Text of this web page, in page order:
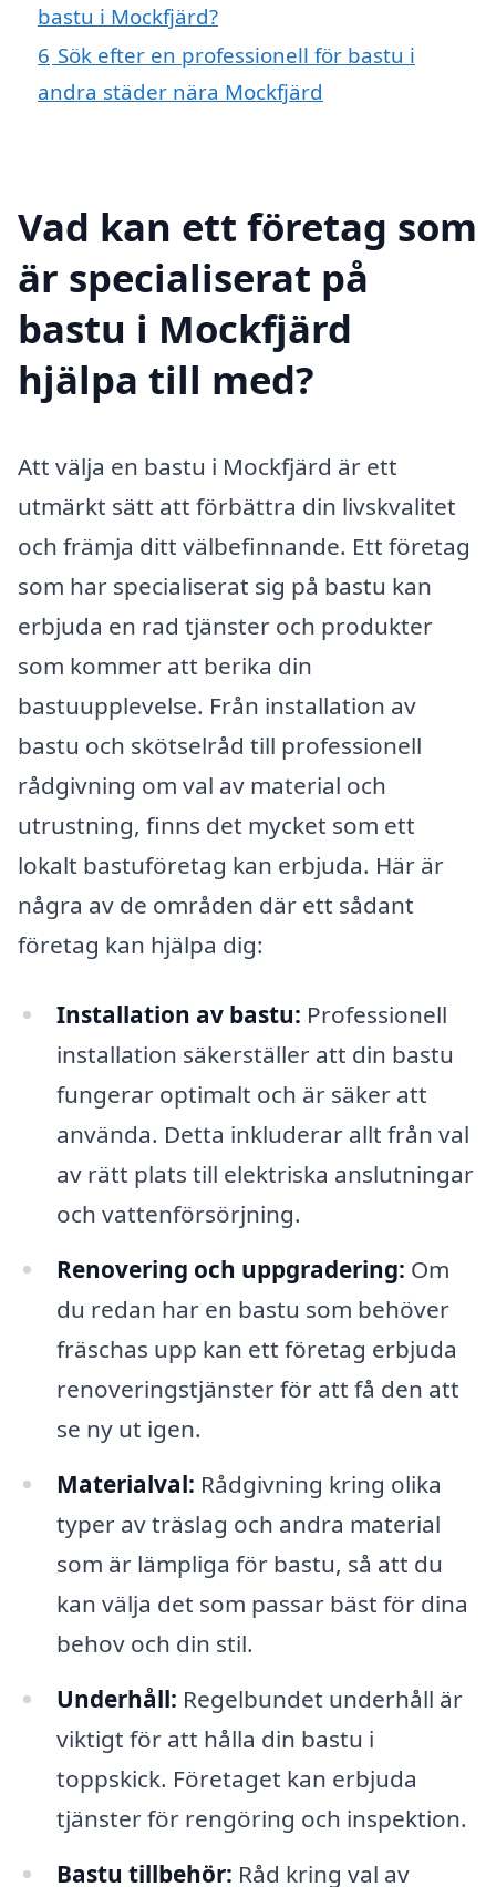
bastu i Mockfjärd?
6 Sök efter en professionell för bastu i
andra städer nära Mockfjärd
Vad kan ett företag som
är specialiserat på
bastu i Mockfjärd
hjälpa till med?
Att välja en bastu i Mockfjärd är ett
utmärkt sätt att förbättra din livskvalitet
och främja ditt välbefinnande. Ett företag
som har specialiserat sig på bastu kan
erbjuda en rad tjänster och produkter
som kommer att berika din
bastuupplevelse. Från installation av
bastu och skötselråd till professionell
rådgivning om val av material och
utrustning, finns det mycket som ett
lokalt bastuföretag kan erbjuda. Här är
några av de områden där ett sådant
företag kan hjälpa dig:
Installation av bastu: Professionell
installation säkerställer att din bastu
fungerar optimalt och är säker att
använda. Detta inkluderar allt från val
av rätt plats till elektriska anslutningar
och vattenförsörjning.
Renovering och uppgradering: Om
du redan har en bastu som behöver
fräschas upp kan ett företag erbjuda
renoveringstjänster för att få den att
se ny ut igen.
Materialval: Rådgivning kring olika
typer av träslag och andra material
som är lämpliga för bastu, så att du
kan välja det som passar bäst för dina
behov och din stil.
Underhåll: Regelbundet underhåll är
viktigt för att hålla din bastu i
toppskick. Företaget kan erbjuda
tjänster för rengöring och inspektion.
Bastu tillbehör: Råd kring val av